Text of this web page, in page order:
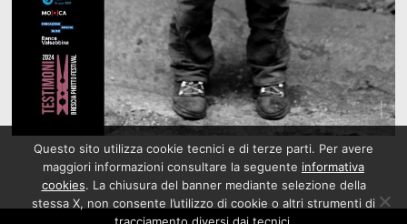
Questo sito utilizza cookie tecnici e di terze parti. Per avere
maggiori informazioni consultare la seguente informativa
cookies. La chiusura del banner mediante selezione della
stessa X, non consente l’utilizzo di cookie o altri strumenti di